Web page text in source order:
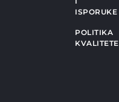
ISPORUKE
POLITIKA
KVALITETE